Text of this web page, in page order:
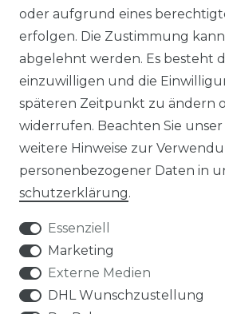
HERSTELLER
REFERENZEN
VERTRAG WIDERRUFEN
oder aufgrund eines
erfolgen. Die Zustimmung
abgelehnt werden. Es besteht
einzuwilligen und die
späteren Zeitpunkt zu ändern
widerrufen. Beachten Sie unser
weitere Hinweise zur
personenbezogener Daten in
schutz­erklärung.
Essenziell
Marketing
Externe Medien
DHL Wunschzustellung